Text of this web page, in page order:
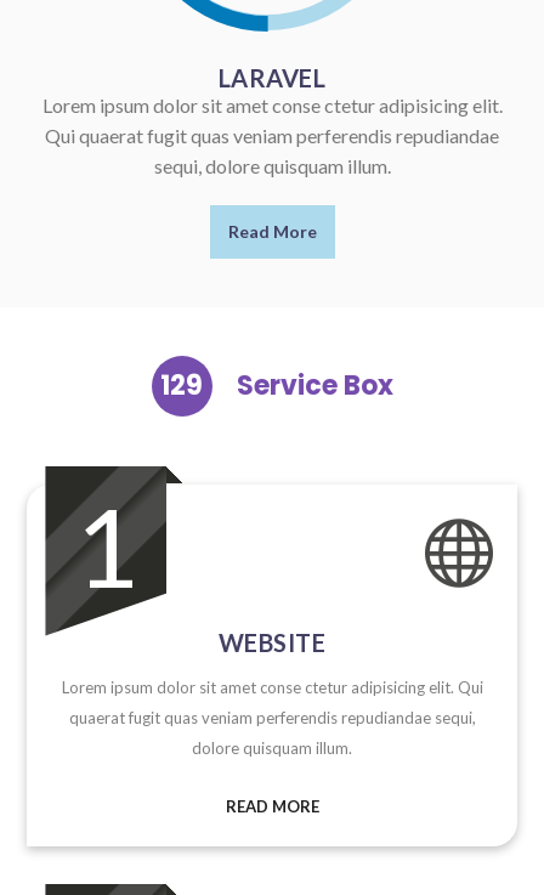
LARAVEL
Lorem ipsum dolor sit amet conse ctetur adipisicing elit.
Qui quaerat fugit quas veniam perferendis repudiandae
sequi, dolore quisquam illum.
Read More
129 Service Box

WEBSITE
1
Lorem ipsum dolor sit amet conse ctetur adipisicing elit. Qui
quaerat fugit quas veniam perferendis repudiandae sequi,
dolore quisquam illum.
READ MORE